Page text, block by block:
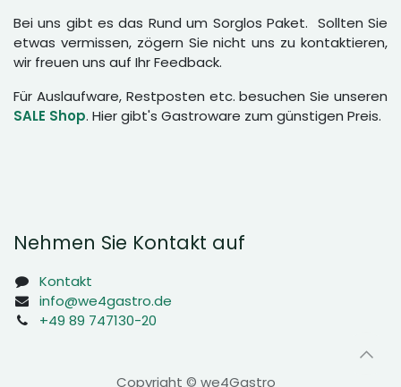
Bei uns gibt es das Rund um Sorglos Paket. Sollten Sie
etwas vermissen, zögern Sie nicht uns zu kontaktieren,
wir freuen uns auf Ihr Feedback.
Für Auslaufware, Restposten etc. besuchen Sie unseren
SALE Shop. Hier gibt's Gastroware zum günstigen Preis.
Nehmen Sie Kontakt auf
Kontakt
info@we4gastro.de
+49 89 747130-20
Copyright © we4Gastro